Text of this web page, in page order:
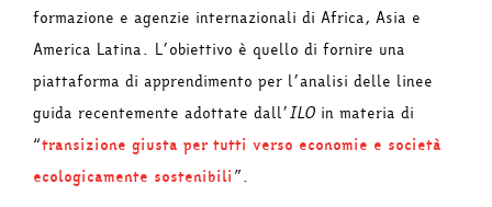
formazione e agenzie internazionali di Africa, Asia e
America Latina. L’obiettivo è quello di fornire una
piattaforma di apprendimento per l’analisi delle linee
guida recentemente adottate dall’ILO in materia di
“transizione giusta per tutti verso economie e società
ecologicamente sostenibili”.